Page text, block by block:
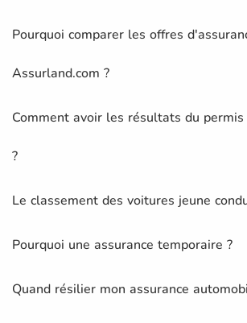
Pourquoi comparer les offres
Assurland.com ?
Comment avoir les résultats du
?
Le classement des voitures jeune
Pourquoi une assurance temporaire ?
Quand résilier mon assurance